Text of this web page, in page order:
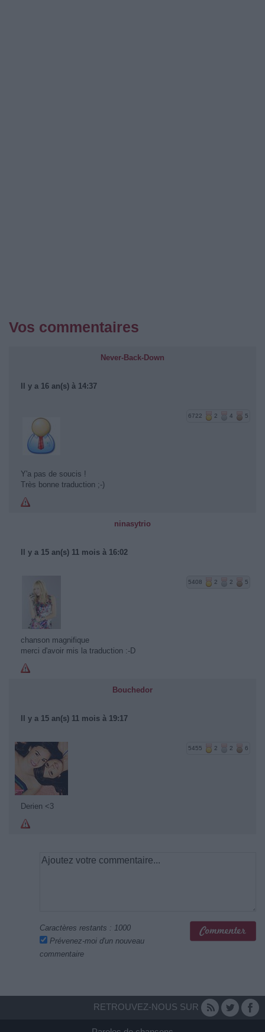
Vos commentaires
Never-Back-Down
Il y a 16 an(s) à 14:37
6722 2 4 5
Y'a pas de soucis !
Très bonne traduction ;-)
ninasytrio
Il y a 15 an(s) 11 mois à 16:02
5408 2 2 5
chanson magnifique
merci d'avoir mis la traduction :-D
Bouchedor
Il y a 15 an(s) 11 mois à 19:17
5455 2 2 6
Derien <3
Caractères restants : 1000
Prévenez-moi d'un nouveau
commentaire
RETROUVEZ-NOUS SUR